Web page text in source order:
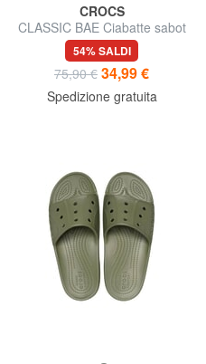
CROCS
CLASSIC BAE Ciabatte sabot
chunky
54% SALDI
75,90 € 34,99 €
Spedizione gratuita